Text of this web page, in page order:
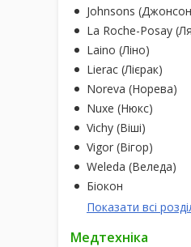
Johnsons
La Roche-Posay
Laino (Ліно)
Lierac (Лієрак)
Noreva (Норева)
Nuxe (Нюкс)
Vichy (Віші)
Vigor (Вігор)
Weleda (Веледа)
Біокон
Показати всі
Медтехніка